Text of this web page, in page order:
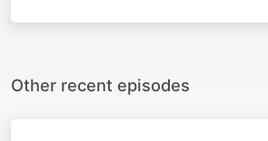
Other recent episodes